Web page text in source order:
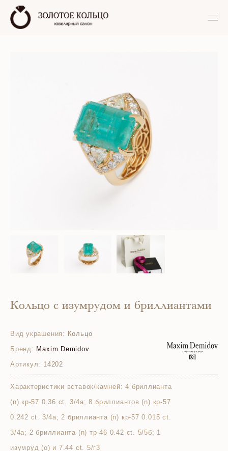
Кольцо с изумрудом и бриллиантами
Вид украшения: Кольцо
Бренд: Maxim Demidov
Артикул: 14202
Характеристики вставок/камней: 4 бриллианта
(n) кр-57 0.36 ct. 3/4а; 8 бриллиантов (n) кр-57
0.242 ct. 3/4а; 2 бриллианта (n) кр-57 0.015 ct.
3/4а; 2 бриллианта (n) тр-46 0.42 ct. 5/5б; 1
изумруд (o) и 7.44 ct. 5/г3